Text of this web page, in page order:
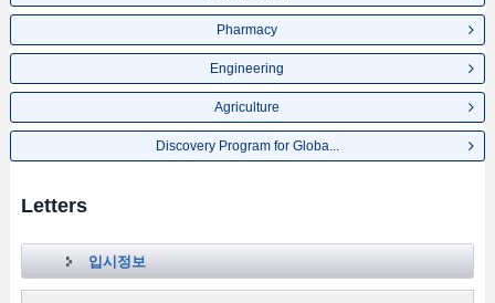
Pharmacy
Engineering
Agriculture
Discovery Program for Globa...
Letters
입시정보